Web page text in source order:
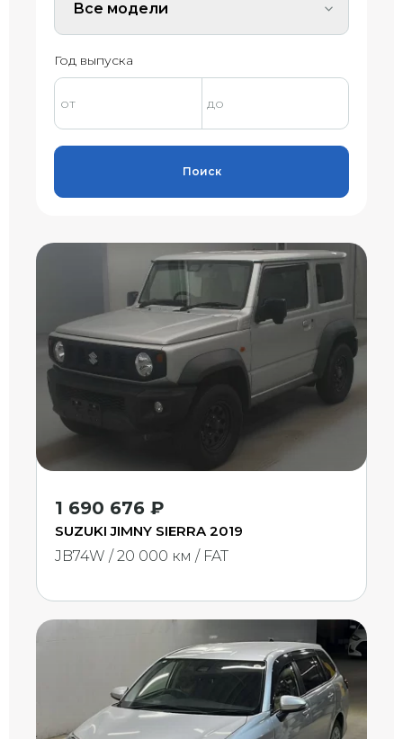
Все модели
Год выпуска
Поиск
1 690 676 ₽
SUZUKI JIMNY SIERRA 2019
JB74W / 20 000 км / FAT